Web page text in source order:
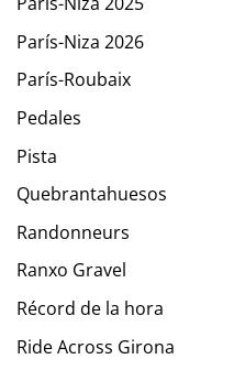
París-Niza 2026
París-Roubaix
Pedales
Pista
Quebrantahuesos
Randonneurs
Ranxo Gravel
Récord de la hora
Ride Across Girona